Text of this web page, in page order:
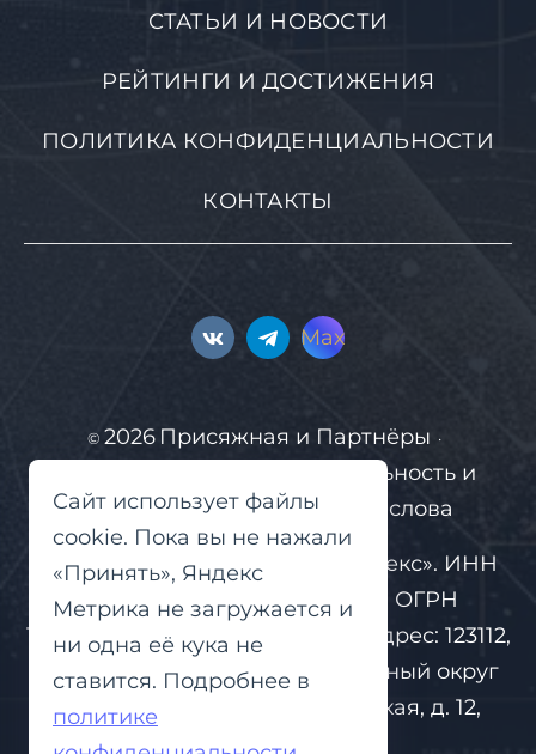
СТАТЬИ И НОВОСТИ
РЕЙТИНГИ И ДОСТИЖЕНИЯ
ПОЛИТИКА КОНФИДЕНЦИАЛЬНОСТИ
КОНТАКТЫ
Max
© 2026 Присяжная и Партнёры ·
Гарантируем конфиденциальность и
уверенность, а не громкие слова
Сайт принадлежит ООО «Вейлекс». ИНН
9715397784, КПП 770301001, ОГРН
1217700096085. Юридический адрес: 123112,
г. Москва, вн.тер.г. муниципальный округ
Пресненский, наб. Пресненская, д. 12,
помещ. 10/45.
Сайт использует файлы
cookie. Пока вы не нажали
«Принять», Яндекс
Метрика не загружается и
ни одна её кука не
ставится. Подробнее в
политике